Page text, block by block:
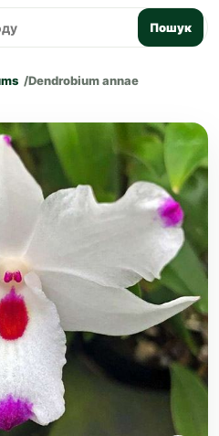
Пошук
Dendrobium annae